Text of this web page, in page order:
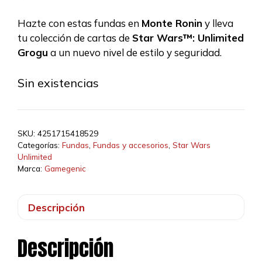
Hazte con estas fundas en Monte Ronin y lleva
tu colección de cartas de Star Wars™: Unlimited
Grogu a un nuevo nivel de estilo y seguridad.
Sin existencias
SKU: 4251715418529
Categorías: Fundas Fundas y accesorios Star Wars
Unlimited
Marca: Gamegenic
Descripción
Descripción